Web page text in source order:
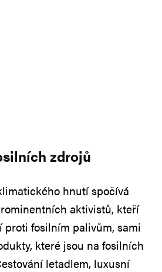
zdrojů
hnutí spočívá
aktivistů, kteří
proti fosilním palivům, sami
které jsou na fosilních
letadlem, luxusní